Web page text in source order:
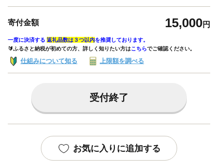
寄付金額 15,000円
一度に決済する 返礼品数は３つ以内を推奨しております。
🔰ふるさと納税が初めての方、詳しく知りたい方はこちらでご確認ください。
仕組みについて知る 上限額を調べる
受付終了
お気に入りに追加する